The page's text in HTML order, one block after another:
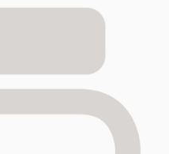
reseptiä, ja voit
sinun pitää ensin